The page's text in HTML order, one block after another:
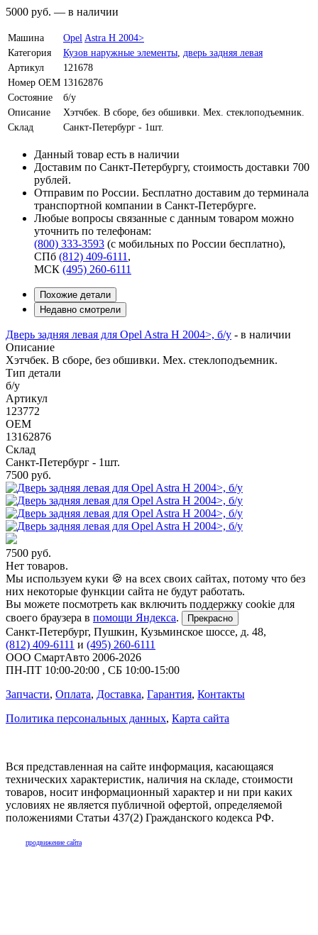
5000 руб. — в наличии
Машина Opel Astra H 2004>
Категория
Кузов наружные элементы дверь задняя левая
Артикул
121678
Номер OEM 13162876
Состояние
б/у
Описание
Хэтчбек. В сборе, без обшивки. Мех. стеклоподъемник.
Склад
Санкт-Петербург - 1шт.
Данный товар есть в наличии
Доставим по Санкт-Петербургу, стоимость доставки 700
рублей.
Отправим по России. Бесплатно доставим до терминала
транспортной компании в Санкт-Петербурге.
Любые вопросы связанные с данным товаром можно
уточнить по телефонам:
(800) 333-3593 (с мобильных по России бесплатно),
СПб (812) 409-6111 ,
МСК (495) 260-6111
Похожие детали
Недавно смотрели
Дверь задняя левая для Opel Astra H 2004>, б/у - в наличии
Описание
Хэтчбек. В сборе, без обшивки. Мех. стеклоподъемник.
Тип детали
б/у
Артикул
123772
OEM
13162876
Склад
Санкт-Петербург - 1шт.
7500 руб.
7500 руб.
Нет товаров.
Мы используем куки 🍪 на всех своих сайтах, потому что без
них некоторые функции сайта не будут работать.
Вы можете посмотреть как включить поддержку cookie для
своего браузера в помощи Яндекса. Прекрасно
Санкт-Петербург, Пушкин, Кузьминское шоссе, д. 48,
(812) 409-6111 и (495) 260-6111
ООО СмартАвто 2006-2026
ПН-ПТ 10:00-20:00 , СБ 10:00-15:00
Запчасти, Оплата, Доставка, Гарантия, Контакты
Политика персональных данных, Карта сайта
Вся представленная на сайте информация, касающаяся
технических характеристик, наличия на складе, стоимости
товаров, носит информационный характер и ни при каких
условиях не является публичной офертой, определяемой
положениями Статьи 437(2) Гражданского кодекса РФ.
продвижение сайта